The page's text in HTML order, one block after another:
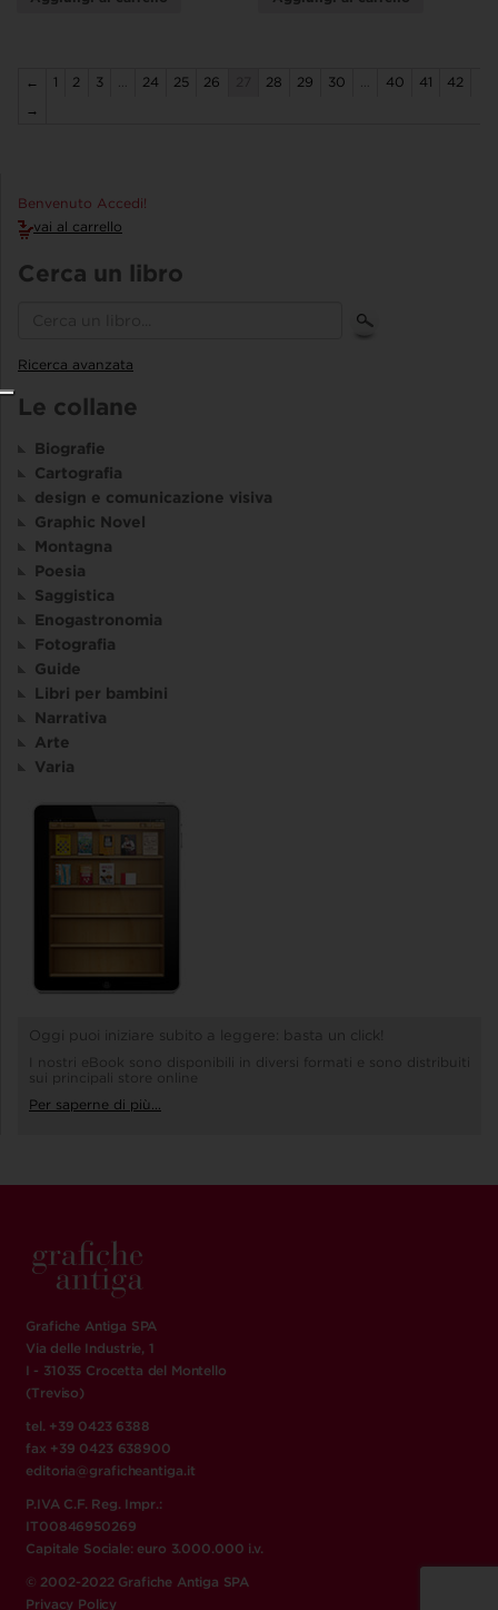
← 1 2 3 … 24 25 26 28 29 30 … 40 41
42
→
Benvenuto Accedi!
vai al carrello
Cerca un libro
Ricerca avanzata
Le collane
Biografie
Cartografia
design e comunicazione visiva
Graphic Novel
Montagna
Poesia
Saggistica
Enogastronomia
Fotografia
Guide
Libri per bambini
Narrativa
Arte
Varia
Oggi puoi iniziare subito a leggere: basta un click!
I nostri eBook sono disponibili in diversi formati e sono distribuiti
sui principali store online
Per saperne di più...
Grafiche Antiga SPA
Via delle Industrie, 1
I - 31035 Crocetta del Montello
(Treviso)
tel. +39 0423 6388
fax +39 0423 638900
editoria@graficheantiga.it
P.IVA C.F. Reg. Impr.:
IT00846950269
Capitale Sociale: euro 3.000.000 i.v.
© 2002-2022 Grafiche Antiga SPA
Privacy Policy